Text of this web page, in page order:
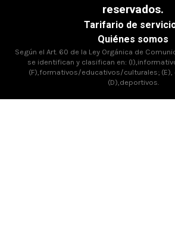
reservados.
Tarifario de
Quiénes somos
Según el Art. 60 de la Ley Orgánica de
se identifican y clasifican en:
(F),formativos/educativos/culturales; (E),
(D),deportivos.